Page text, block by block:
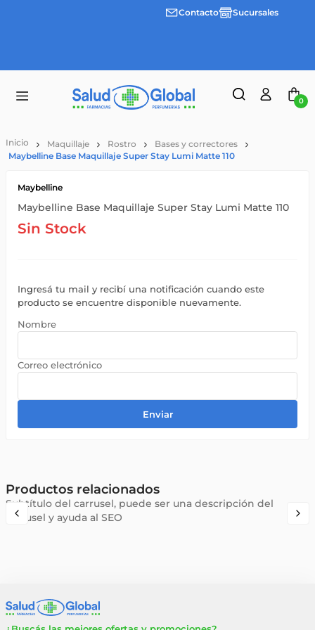
Envíos
Contacto Sucursales
0
Maquillaje Rostro
Bases y correctores
Maybelline Base Maquillaje Super Stay Lumi Matte 110
Maybelline
Maybelline Base Maquillaje Super Stay Lumi Matte 110
Sin Stock
Ingresá tu mail y recibí una notificación cuando este
producto se encuentre disponible nuevamente.
Enviar
Productos relacionados
Subtítulo del carrusel, puede ser una descripción del
carrusel y ayuda al SEO